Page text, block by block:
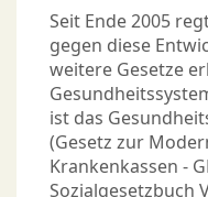
Seit Ende 2005
gegen diese
weitere Gesetze
ist das
(Gesetz zur
Krankenkassen -
Sozialgesetzbuch